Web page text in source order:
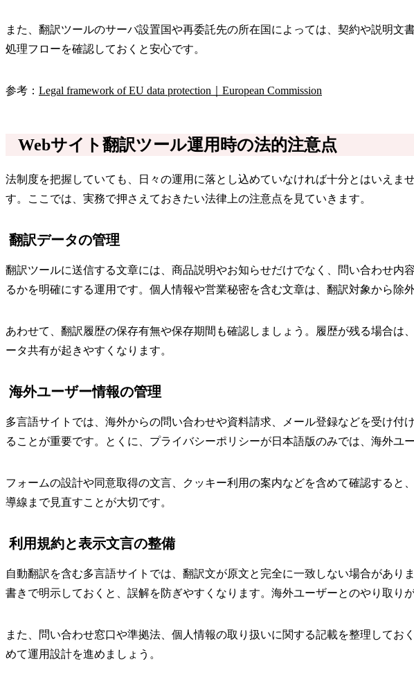
また、翻訳ツールのサーバ設置国や再委託先の所在国によっては、契約や説明
処理フローを確認しておくと安心です。
参考： Legal framework of EU data protection｜European Commission
Webサイト翻訳ツール運用時の法的注意点
法制度を把握していても、日々の運用に落とし込めていなければ十分とはいえま
す。ここでは、実務で押さえておきたい法律上の注意点を見ていきます。
翻訳データの管理
翻訳ツールに送信する文章には、商品説明やお知らせだけでなく、問い合わせ
るかを明確にする運用です。個人情報や営業秘密を含む文章は、翻訳対象から除
あわせて、翻訳履歴の保存有無や保存期間も確認しましょう。履歴が残る場合
ータ共有が起きやすくなります。
海外ユーザー情報の管理
多言語サイトでは、海外からの問い合わせや資料請求、メール登録などを受け
ることが重要です。とくに、プライバシーポリシーが日本語版のみでは、海外ユ
フォームの設計や同意取得の文言、クッキー利用の案内などを含めて確認する
導線まで見直すことが大切です。
利用規約と表示文言の整備
自動翻訳を含む多言語サイトでは、翻訳文が原文と完全に一致しない場合があ
書きで明示しておくと、誤解を防ぎやすくなります。海外ユーザーとのやり取り
また、問い合わせ窓口や準拠法、個人情報の取り扱いに関する記載を整理して
めて運用設計を進めましょう。